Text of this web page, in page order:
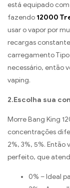
está equipado
fazendo 12000
usar o vapor por
recargas
carregamento
necessário, então
vaping.
2.Escolha sua
Morre Bang King
concentrações
2%, 3%, 5%.
perfeito, que
0% – Ideal